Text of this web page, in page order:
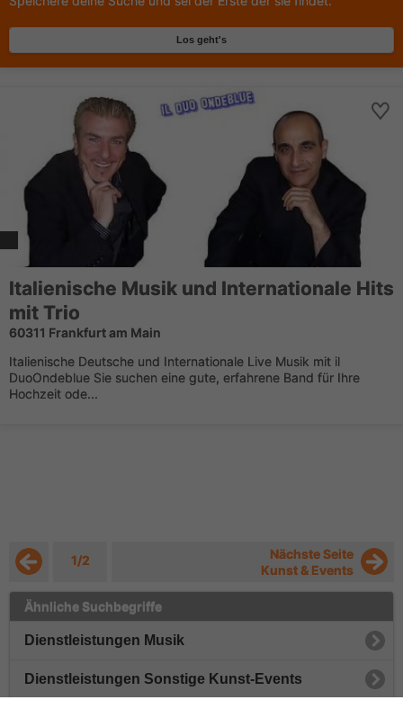
Los geht's
Italienische Musik und Internationale Hits
mit Trio
60311 Frankfurt am Main
Italienische Deutsche und Internationale Live Musik mit il
DuoOndeblue Sie suchen eine gute, erfahrene Band für Ihre
Hochzeit ode...
1/2
Nächste Seite
Kunst & Events
Ähnliche Suchbegriffe
Dienstleistungen Musik
Dienstleistungen Sonstige Kunst-Events